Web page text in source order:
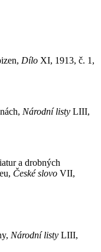
Dílo XI, 1913, č. 1,
Národní listy LIII,
a drobných
České slovo VII,
Národní listy LIII,